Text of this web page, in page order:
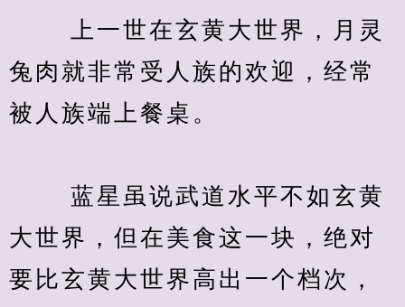
上一世在玄黄大世界，月灵
兔肉就非常受人族的欢迎，经常
被人族端上餐桌。
蓝星虽说武道水平不如玄黄
大世界，但在美食这一块，绝对
要比玄黄大世界高出一个档次，